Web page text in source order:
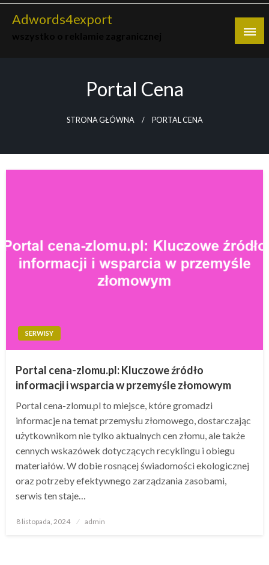
Skip
Adwords4export
Portal Cena
STRONA GŁÓWNA PORTAL CENA
SERWISY
Portal cena-zlomu.pl: Kluczowe źródło
informacji i wsparcia w przemyśle złomowym
Portal cena-zlomu.pl to miejsce, które gromadzi
informacje na temat przemysłu złomowego, dostarczając
użytkownikom nie tylko aktualnych cen złomu, ale także
cennych wskazówek dotyczących recyklingu i obiegu
materiałów. W dobie rosnącej świadomości ekologicznej
oraz potrzeby efektywnego zarządzania zasobami,
serwis ten staje…
Opublikowane
8 listopada, 2024 admin